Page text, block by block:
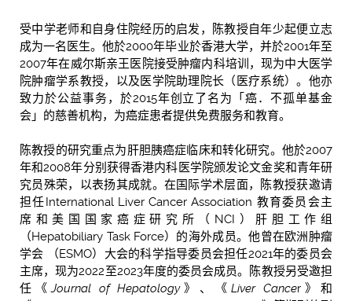
受中学老师和自身住院经历的启发，陈教授自年少起便立志
成为一名医生。他於2000年毕业於香港大学，并於2001年至
2007年在威尔斯亲王医院接受肿瘤内科培训，现为中大医学
院肿瘤学系教授，以及医学院助理院长（医疗系统）。他亦
致力於公益事务，於2015年创立了名为「癌．不孤单基金
会」的慈善机构，为癌症患者提供免费服务和教育。
陈教授的研究重点为肝胆胰癌症临床和转化研究。他於2007
年和2008年分别获得香港内科医学院颁发论文金奖和青年研
究员殊荣，以表扬其成就。在国际学术层面，陈教授获邀请
担任International Liver Cancer Association 教育委员会主
席和美国国家癌症研究所（NCI）肝胆工作组
（Hepatobiliary Task Force）的海外成员。他曾在欧洲肿瘤
学会 （ESMO）大会的科学指导委员会担任2021年的委员会
主席，现为2022至2023年度的委员会成员。陈教授另受邀担
任《Journal of Hepatology》、《Liver Cancer》和